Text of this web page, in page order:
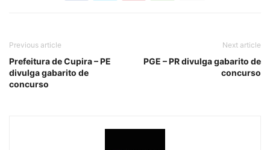
Previous article
Prefeitura de Cupira – PE
divulga gabarito de
concurso
Next article
PGE – PR divulga gabarito de
concurso